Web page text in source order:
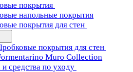
покрытия
напольные покрытия
покрытия для стен
покрытия для стен
Muro Collection
средства по уходу